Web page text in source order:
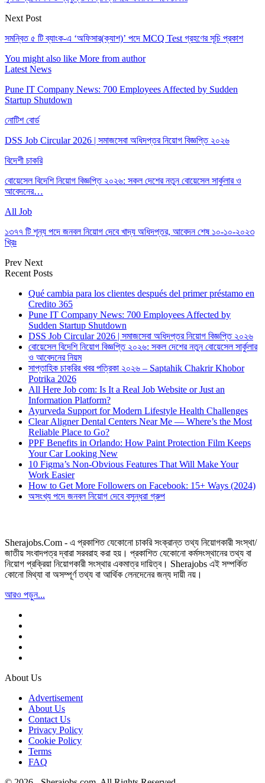
Next Post
সমন্বিত ৫ টি ব্যাংক-এ ‘অফিসার(ক্যাশ)’ পদে MCQ Test গ্রহণের সূচি প্রকাশ
You might also like More from author
Latest News
Pune IT Company News: 700 Employees Affected by Sudden
Startup Shutdown
নোটিশ বোর্ড
DSS Job Circular 2026 | সমাজসেবা অধিদপ্তর নিয়োগ বিজ্ঞপ্তি ২০২৬
বিদেশী চাকরি
বোয়েসেল বিদেশি নিয়োগ বিজ্ঞপ্তি ২০২৬: সকল দেশের নতুন বোয়েসেল সার্কুলার ও
আবেদনের…
All Job
১৩৭৭ টি শূন্য পদে জনবল নিয়োগ দেবে খাদ্য অধিদপ্তর, আবেদন শেষ ১০-১০-২০২৩
খ্রিঃ
Prev Next
Recent Posts
Qué cambia para los clientes después del primer préstamo en
Credito 365
Pune IT Company News: 700 Employees Affected by
Sudden Startup Shutdown
DSS Job Circular 2026 | সমাজসেবা অধিদপ্তর নিয়োগ বিজ্ঞপ্তি ২০২৬
বোয়েসেল বিদেশি নিয়োগ বিজ্ঞপ্তি ২০২৬: সকল দেশের নতুন বোয়েসেল সার্কুলার
ও আবেদনের নিয়ম
সাপ্তাহিক চাকরির খবর পত্রিকা ২০২৬ – Saptahik Chakrir Khobor
Potrika 2026
All Here Job com: Is It a Real Job Website or Just an
Information Platform?
Ayurveda Support for Modern Lifestyle Health Challenges
Clear Aligner Dental Centers Near Me — Where’s the Most
Reliable Place to Go?
PPF Benefits in Orlando: How Paint Protection Film Keeps
Your Car Looking New
10 Figma’s Non-Obvious Features That Will Make Your
Work Easier
How to Get More Followers on Facebook: 15+ Ways (2024)
অসংখ্য পদে জনবল নিয়োগ দেবে বসুন্ধরা গ্রুপ
Sherajobs.Com - এ প্রকাশিত যেকোনো চাকরি সংক্রান্ত তথ্য নিয়োগকারী সংস্থা/
জাতীয় সংবাদপত্র দ্বারা সরবরাহ করা হয়। প্রকাশিত যেকোনো কর্মসংস্থানের তথ্য বা
নিয়োগ প্রক্রিয়া নিয়োগকারী সংস্থার একমাত্র দায়িত্ব। Sherajobs এই সম্পর্কিত
কোনো মিথ্যা বা অসম্পূর্ণ তথ্য বা আর্থিক লেনদেনের জন্য দায়ী নয়।
আরও পড়ুন...
About Us
Advertisement
About Us
Contact Us
Privacy Policy
Cookie Policy
Terms
FAQ